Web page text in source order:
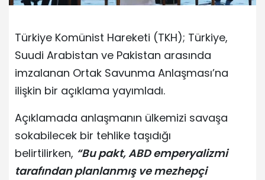
Türkiye Komünist Hareketi (TKH); Türkiye,
Suudi Arabistan ve Pakistan arasında
imzalanan Ortak Savunma Anlaşması’na
ilişkin bir açıklama yayımladı.
Açıklamada anlaşmanın ülkemizi savaşa
sokabilecek bir tehlike taşıdığı
belirtilirken, “Bu pakt, ABD emperyalizmi
tarafından planlanmış ve mezhepçi